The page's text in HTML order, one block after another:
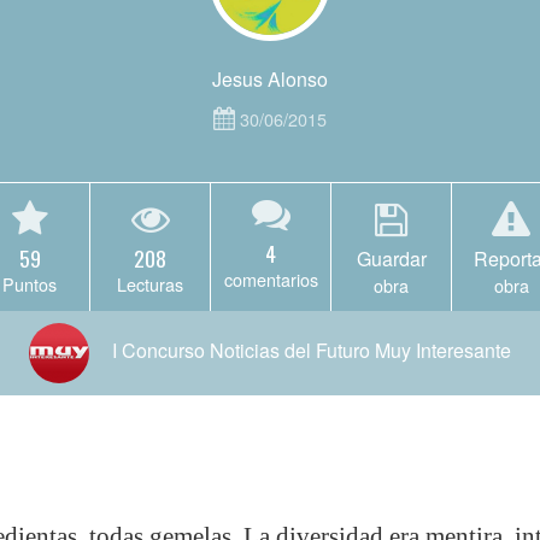
Jesus Alonso
30/06/2015
59
Puntos
208
Lecturas
4
comentarios
Guardar
obra obra
I Concurso Noticias del Futuro Muy Interesante